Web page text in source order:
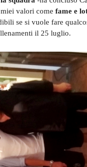
valori come fame e
se si vuole fare
il 25 luglio.